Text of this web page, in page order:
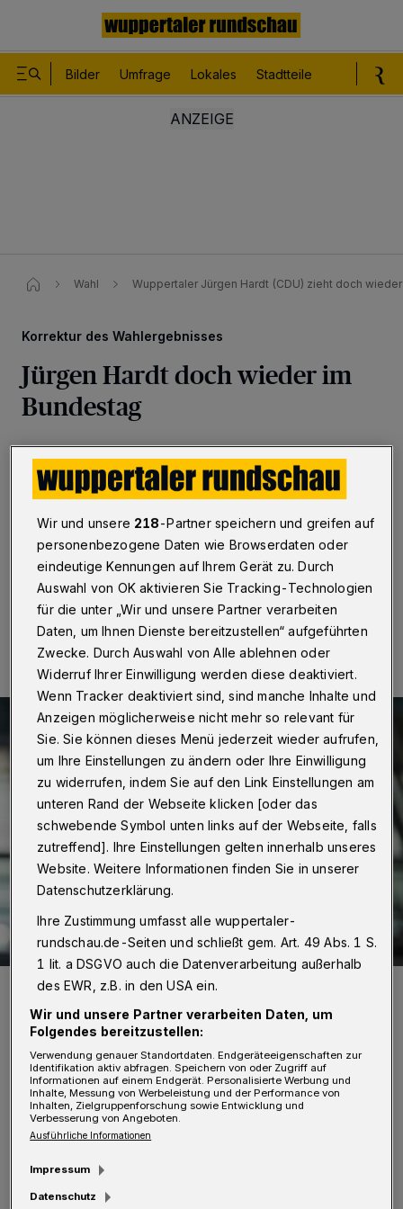
Bilder Umfrage Lokales Stadtteile
Wahl Wuppertaler Jürgen Hardt (CDU) zieht doch
Korrektur des Wahlergebnisses
Jürgen Hardt doch wieder im
Bundestag
Wuppertal / Berlin·Der Wuppertaler CDU-Politiker
Jürgen Hardt hat nun doch ein Bundestagsmandat
erhalten. Der 58-Jährige, der im Wahlkreis Wuppertal II
nicht das Direktmandat gewonnen hatte zieht regulär
über die Landesliste ein-
15.10.2021 , 13:17 Uhr Eine Minute Lesezeit
Jürgen Hardt im Berliner Reichstag.
D as vorläufige amtliche Endergebnis der
Bundestagswahl war am frühen Morgen
des 27. September verkündet worden. Eine
Nachprüfung der gemeldeten Ergebnisse aus
Wir und unsere 218-Partner speichern und greifen auf
personenbezogene Daten wie Browserdaten oder
eindeutige Kennungen auf Ihrem Gerät zu. Durch
Auswahl von OK aktivieren Sie Tracking-Technologien
für die unter „Wir und unsere Partner verarbeiten
Daten, um Ihnen Dienste bereitzustellen“ aufgeführten
Zwecke. Durch Auswahl von Alle ablehnen oder
Widerruf Ihrer Einwilligung werden diese deaktiviert.
Wenn Tracker deaktiviert sind, sind manche Inhalte und
Anzeigen möglicherweise nicht mehr so relevant für
Sie. Sie können dieses Menü jederzeit wieder aufrufen,
um Ihre Einstellungen zu ändern oder Ihre Einwilligung
zu widerrufen, indem Sie auf den Link Einstellungen am
unteren Rand der Webseite klicken [oder das
schwebende Symbol unten links auf der Webseite, falls
zutreffend]. Ihre Einstellungen gelten innerhalb unseres
Website. Weitere Informationen finden Sie in unserer
Datenschutzerklärung.
Ihre Zustimmung umfasst alle wuppertaler-
rundschau.de-Seiten und schließt gem. Art. 49 Abs. 1 S.
1 lit. a DSGVO auch die Datenverarbeitung außerhalb
des EWR, z.B. in den USA ein.
Wir und unsere Partner verarbeiten Daten, um
Folgendes bereitzustellen:
Verwendung genauer Standortdaten. Endgeräteeigenschaften zur
Identifikation aktiv abfragen. Speichern von oder Zugriff auf
Informationen auf einem Endgerät. Personalisierte Werbung und
Inhalte, Messung von Werbeleistung und der Performance von
Inhalten, Zielgruppenforschung sowie Entwicklung und
Verbesserung von Angeboten.
Ausführliche Informationen
Impressum
Datenschutz